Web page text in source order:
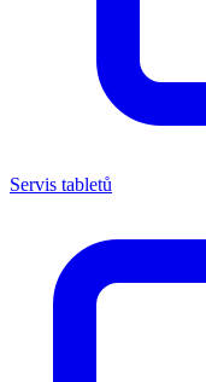
Servis tabletů